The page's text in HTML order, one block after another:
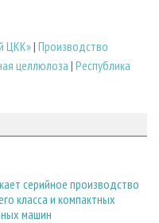
ЦКК»| Производство
целлюлоза | Республика
серийное производство
класса и компактных
машин